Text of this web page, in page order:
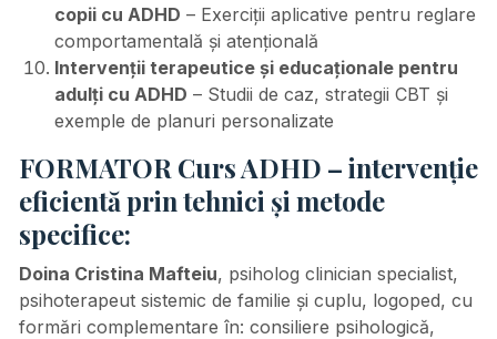
copii cu ADHD – Exerciții aplicative pentru reglare
comportamentală și atențională
Intervenții terapeutice și educaționale pentru
adulți cu ADHD – Studii de caz, strategii CBT și
exemple de planuri personalizate
FORMATOR Curs ADHD – intervenție
eficientă prin tehnici și metode
specifice:
Doina Cristina Mafteiu, psiholog clinician specialist,
psihoterapeut sistemic de familie și cuplu, logoped, cu
formări complementare în: consiliere psihologică,